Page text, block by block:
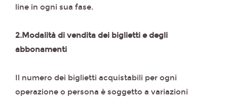
line in ogni sua fase.
2.Modalità di vendita dei biglietti e degli
abbonamenti
Il numero dei biglietti acquistabili per ogni
operazione o persona è soggetto a variazioni